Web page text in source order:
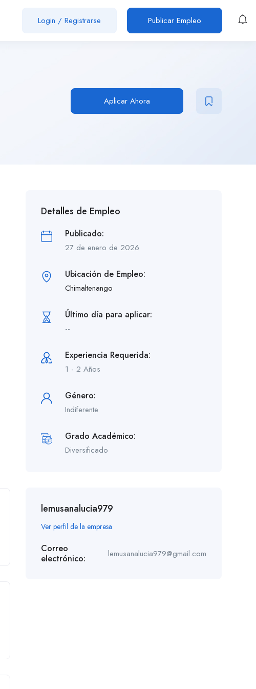
Login / Registrarse Publicar Empleo
Aplicar Ahora
Detalles de Empleo
Publicado:
27 de enero de 2026
Ubicación de Empleo:
Chimaltenango
Último día para aplicar:
--
Experiencia Requerida:
1 - 2 Años
Género:
Indiferente
Grado Académico:
Diversificado
lemusanalucia979
Ver perfil de la empresa
Correo
electrónico:
lemusanalucia979@gmail.com